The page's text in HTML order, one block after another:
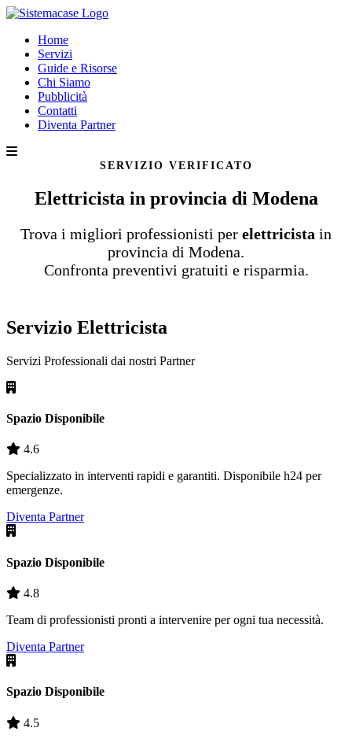
Home
Servizi
Guide e Risorse
Chi Siamo
Pubblicità
Contatti
Diventa Partner
SERVIZIO VERIFICATO
Elettricista in provincia di Modena
Trova i migliori professionisti per elettricista in
provincia di Modena.
Confronta preventivi gratuiti e risparmia.
Servizio Elettricista
Servizi Professionali dai nostri Partner
Spazio Disponibile
4.6
Specializzato in interventi rapidi e garantiti. Disponibile h24 per
emergenze.
Diventa Partner
Spazio Disponibile
4.8
Team di professionisti pronti a intervenire per ogni tua necessità.
Diventa Partner
Spazio Disponibile
4.5